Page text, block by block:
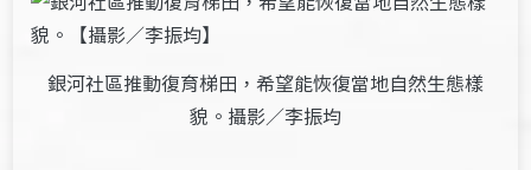
銀河社區推動復育梯田，希望能恢復當地自然生態樣
貌。攝影／李振均